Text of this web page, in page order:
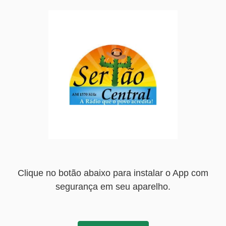
Clique no botão abaixo para instalar o App com
segurança em seu aparelho.